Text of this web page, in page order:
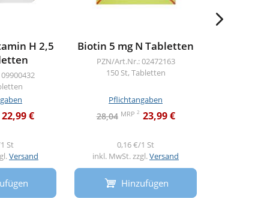
H 2,5
22,99 €
St
Versand
Biotin 5 mg N Tabletten
PZN/Art.Nr.: 02472163
150 St, Tabletten
Pflichtangaben
28,04 MRP 2 23,99 €
0,16 €/1 St
inkl. MwSt. zzgl.Versand
Hinzufügen